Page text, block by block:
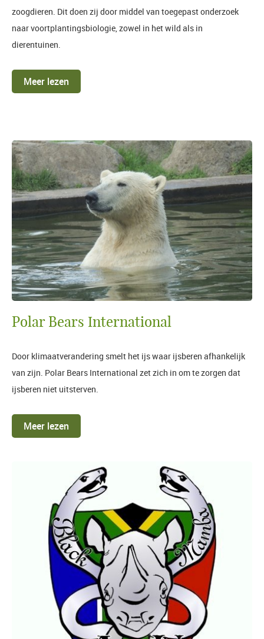
zoogdieren. Dit doen zij door middel van toegepast onderzoek
naar voortplantingsbiologie, zowel in het wild als in
dierentuinen.
Meer lezen
Polar Bears International
Door klimaatverandering smelt het ijs waar ijsberen afhankelijk
van zijn. Polar Bears International zet zich in om te zorgen dat
ijsberen niet uitsterven.
Meer lezen